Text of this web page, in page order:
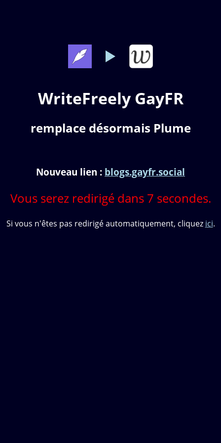
WriteFreely GayFR
remplace désormais Plume
Nouveau lien : blogs.gayfr.social
Vous serez redirigé dans 7 secondes.
Si vous n'êtes pas redirigé automatiquement, cliquez ici.